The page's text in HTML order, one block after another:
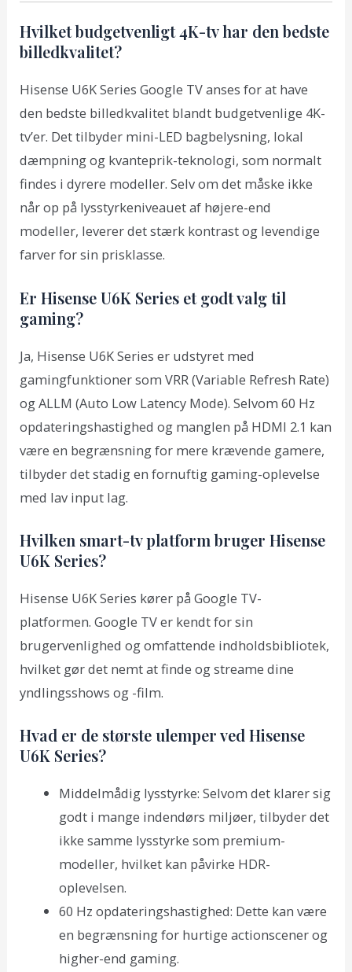
Hvilket budgetvenligt 4K-tv har den bedste
billedkvalitet?
Hisense U6K Series Google TV anses for at have
den bedste billedkvalitet blandt budgetvenlige 4K-
tv’er. Det tilbyder mini-LED bagbelysning, lokal
dæmpning og kvanteprik-teknologi, som normalt
findes i dyrere modeller. Selv om det måske ikke
når op på lysstyrkeniveauet af højere-end
modeller, leverer det stærk kontrast og levendige
farver for sin prisklasse.
Er Hisense U6K Series et godt valg til
gaming?
Ja, Hisense U6K Series er udstyret med
gamingfunktioner som VRR (Variable Refresh Rate)
og ALLM (Auto Low Latency Mode). Selvom 60 Hz
opdateringshastighed og manglen på HDMI 2.1 kan
være en begrænsning for mere krævende gamere,
tilbyder det stadig en fornuftig gaming-oplevelse
med lav input lag.
Hvilken smart-tv platform bruger Hisense
U6K Series?
Hisense U6K Series kører på Google TV-
platformen. Google TV er kendt for sin
brugervenlighed og omfattende indholdsbibliotek,
hvilket gør det nemt at finde og streame dine
yndlingsshows og -film.
Hvad er de største ulemper ved Hisense
U6K Series?
Middelmådig lysstyrke: Selvom det klarer sig
godt i mange indendørs miljøer, tilbyder det
ikke samme lysstyrke som premium-
modeller, hvilket kan påvirke HDR-
oplevelsen.
60 Hz opdateringshastighed: Dette kan være
en begrænsning for hurtige actionscener og
higher-end gaming.